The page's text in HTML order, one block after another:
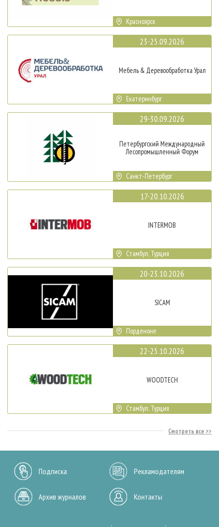
Красноярск
23-25.09.2026
Мебель & Деревообработка Урал
Екатеринбург
29-30.09.2026
Петербургский Международный
Лесопромышленный Форум
Санкт-Петербург
17-20.10.2026
INTERMOB
Стамбул, Турция
20-23.10.2026
SICAM
Порденоне
22-25.10.2026
WOODTECH
Стамбул, Турция
Смотреть все
Подписка Рекламодателям
Архив журналов Контакты